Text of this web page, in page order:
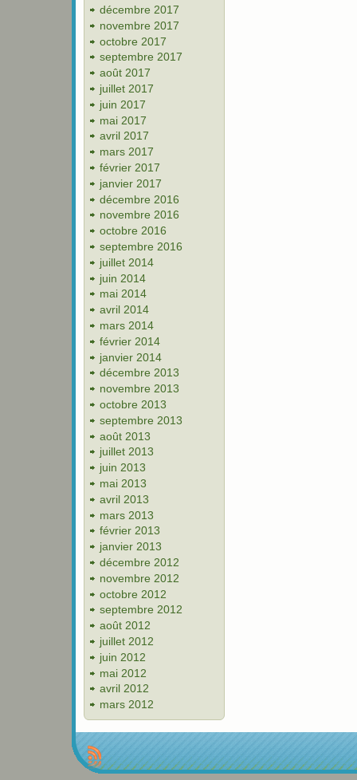
décembre 2017
novembre 2017
octobre 2017
septembre 2017
août 2017
juillet 2017
juin 2017
mai 2017
avril 2017
mars 2017
février 2017
janvier 2017
décembre 2016
novembre 2016
octobre 2016
septembre 2016
juillet 2014
juin 2014
mai 2014
avril 2014
mars 2014
février 2014
janvier 2014
décembre 2013
novembre 2013
octobre 2013
septembre 2013
août 2013
juillet 2013
juin 2013
mai 2013
avril 2013
mars 2013
février 2013
janvier 2013
décembre 2012
novembre 2012
octobre 2012
septembre 2012
août 2012
juillet 2012
juin 2012
mai 2012
avril 2012
mars 2012